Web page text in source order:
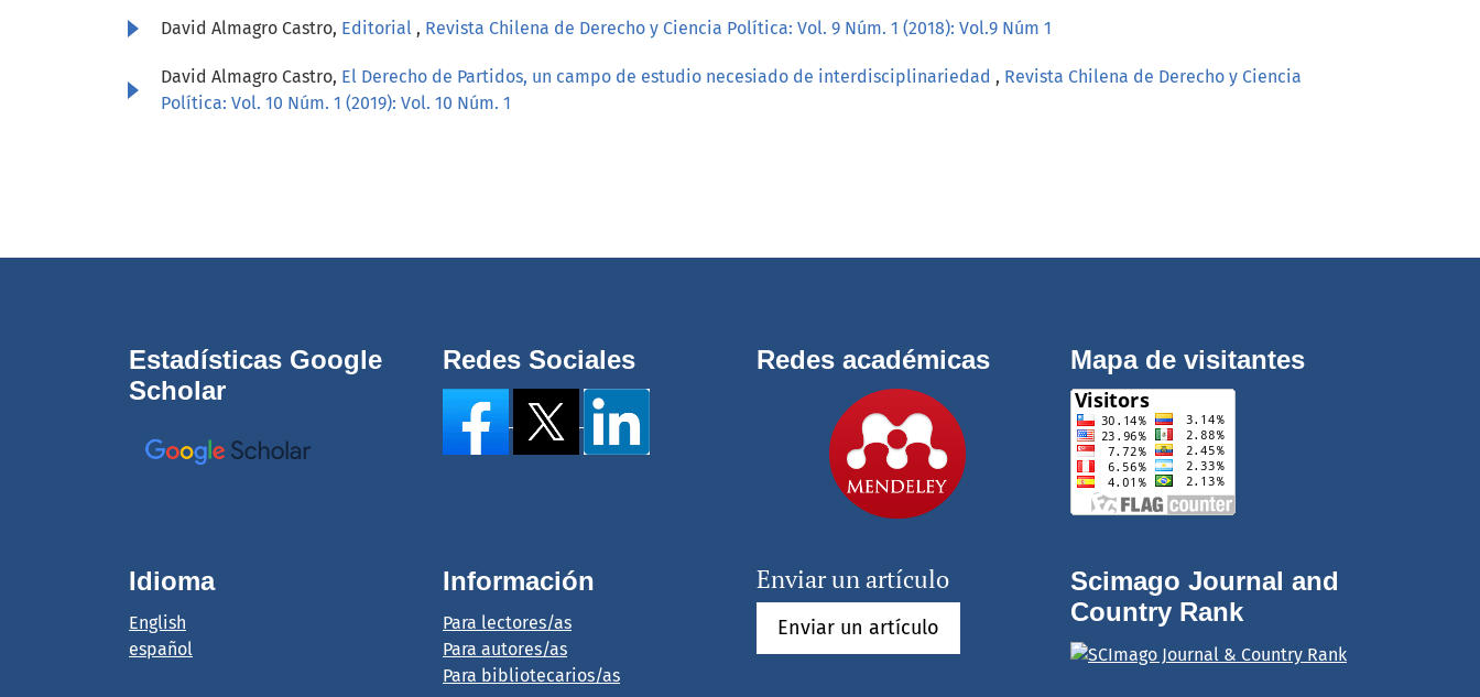
David Almagro Castro, Editorial , Revista Chilena de Derecho y Ciencia Política: Vol. 9 Núm. 1 (2018): Vol.9 Núm 1
David Almagro Castro, El Derecho de Partidos, un campo de estudio necesiado de interdisciplinariedad , Revista Chilena de Derecho y Ciencia
Política: Vol. 10 Núm. 1 (2019): Vol. 10 Núm. 1
Estadísticas Google
Scholar
Redes Sociales Redes académicas Mapa de visitantes
Idioma
English
español
Información
Para lectores/as
Para autores/as
Para bibliotecarios/as
Enviar un artículo
Enviar un artículo
Scimago Journal and
Country Rank